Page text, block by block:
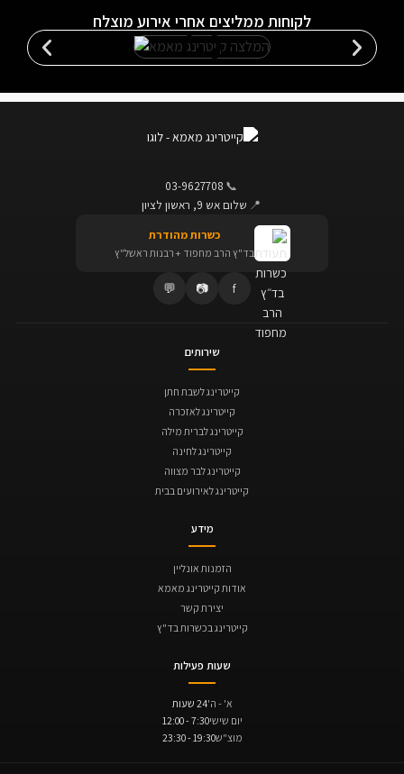
לקוחות ממליצים אחרי אירוע מוצלח
📞
03-9627708
📍 שלום אש 9, ראשון לציון
כשרות מהודרת
בד"ץ הרב מחפוד + רבנות ראשל"ץ
f
📷
💬
שירותים
קייטרינג לשבת חתן
קייטרינג לאזכרה
קייטרינג לברית מילה
קייטרינג לחינה
קייטרינג לבר מצווה
קייטרינג לאירועים בבית
מידע
הזמנות אונליין
אודות קייטרינג מאמא
יצירת קשר
קייטרינג בכשרות בד"ץ
שעות פעילות
א' - ה'24 שעות
יום שישי7:30 - 12:00
מוצ"ש19:30 - 23:30